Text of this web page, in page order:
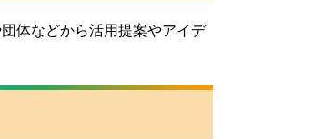
体などから活用提案やアイデ